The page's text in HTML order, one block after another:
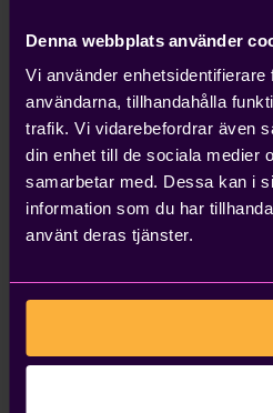
Denna webbplats använder
Vi använder
användarna, tillhandahålla
trafik. Vi vidarebefordrar även
din enhet till de sociala medier
samarbetar med. Dessa kan i
information som du har
använt deras tjänster.
FAQ – Vanliga
attestera fakturor
1. Vad betyder
efteratt ha
2. Måste man